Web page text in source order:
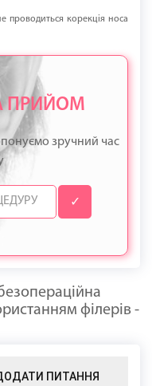
проводиться корекція носа
ПРИЙОМ
зручний час
✓
філерів -
ПИТАННЯ